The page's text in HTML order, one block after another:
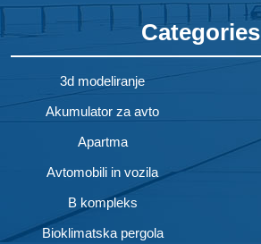
Categories
3d modeliranje
Akumulator za avto
Apartma
Avtomobili in vozila
B kompleks
Bioklimatska pergola